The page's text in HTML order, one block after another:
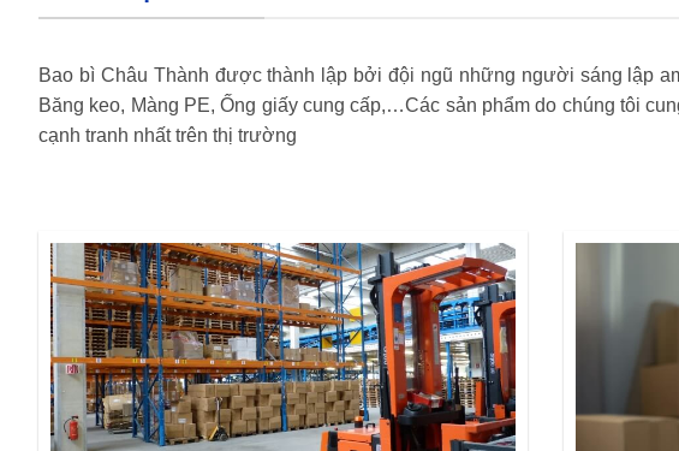
Bao bì Châu Thành được thành lập bởi đội ngũ những người sáng lập
Băng keo, Màng PE, Ống giấy cung cấp,…Các sản phẩm do chúng tôi
cạnh tranh nhất trên thị trường